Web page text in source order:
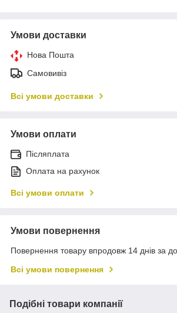
Умови доставки
Нова Пошта
Самовивіз
Всі умови доставки
Умови оплати
Післяплата
Оплата на рахунок
Всі умови оплати
Умови повернення
Повернення товару впродовж 14 днів за
Всі умови повернення
Подібні товари компанії